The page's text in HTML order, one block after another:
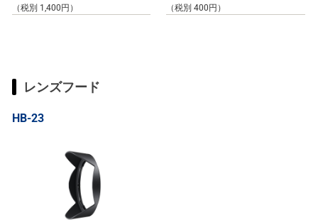
（税別 1,400円） （税別 400円）
レンズフード
HB-23